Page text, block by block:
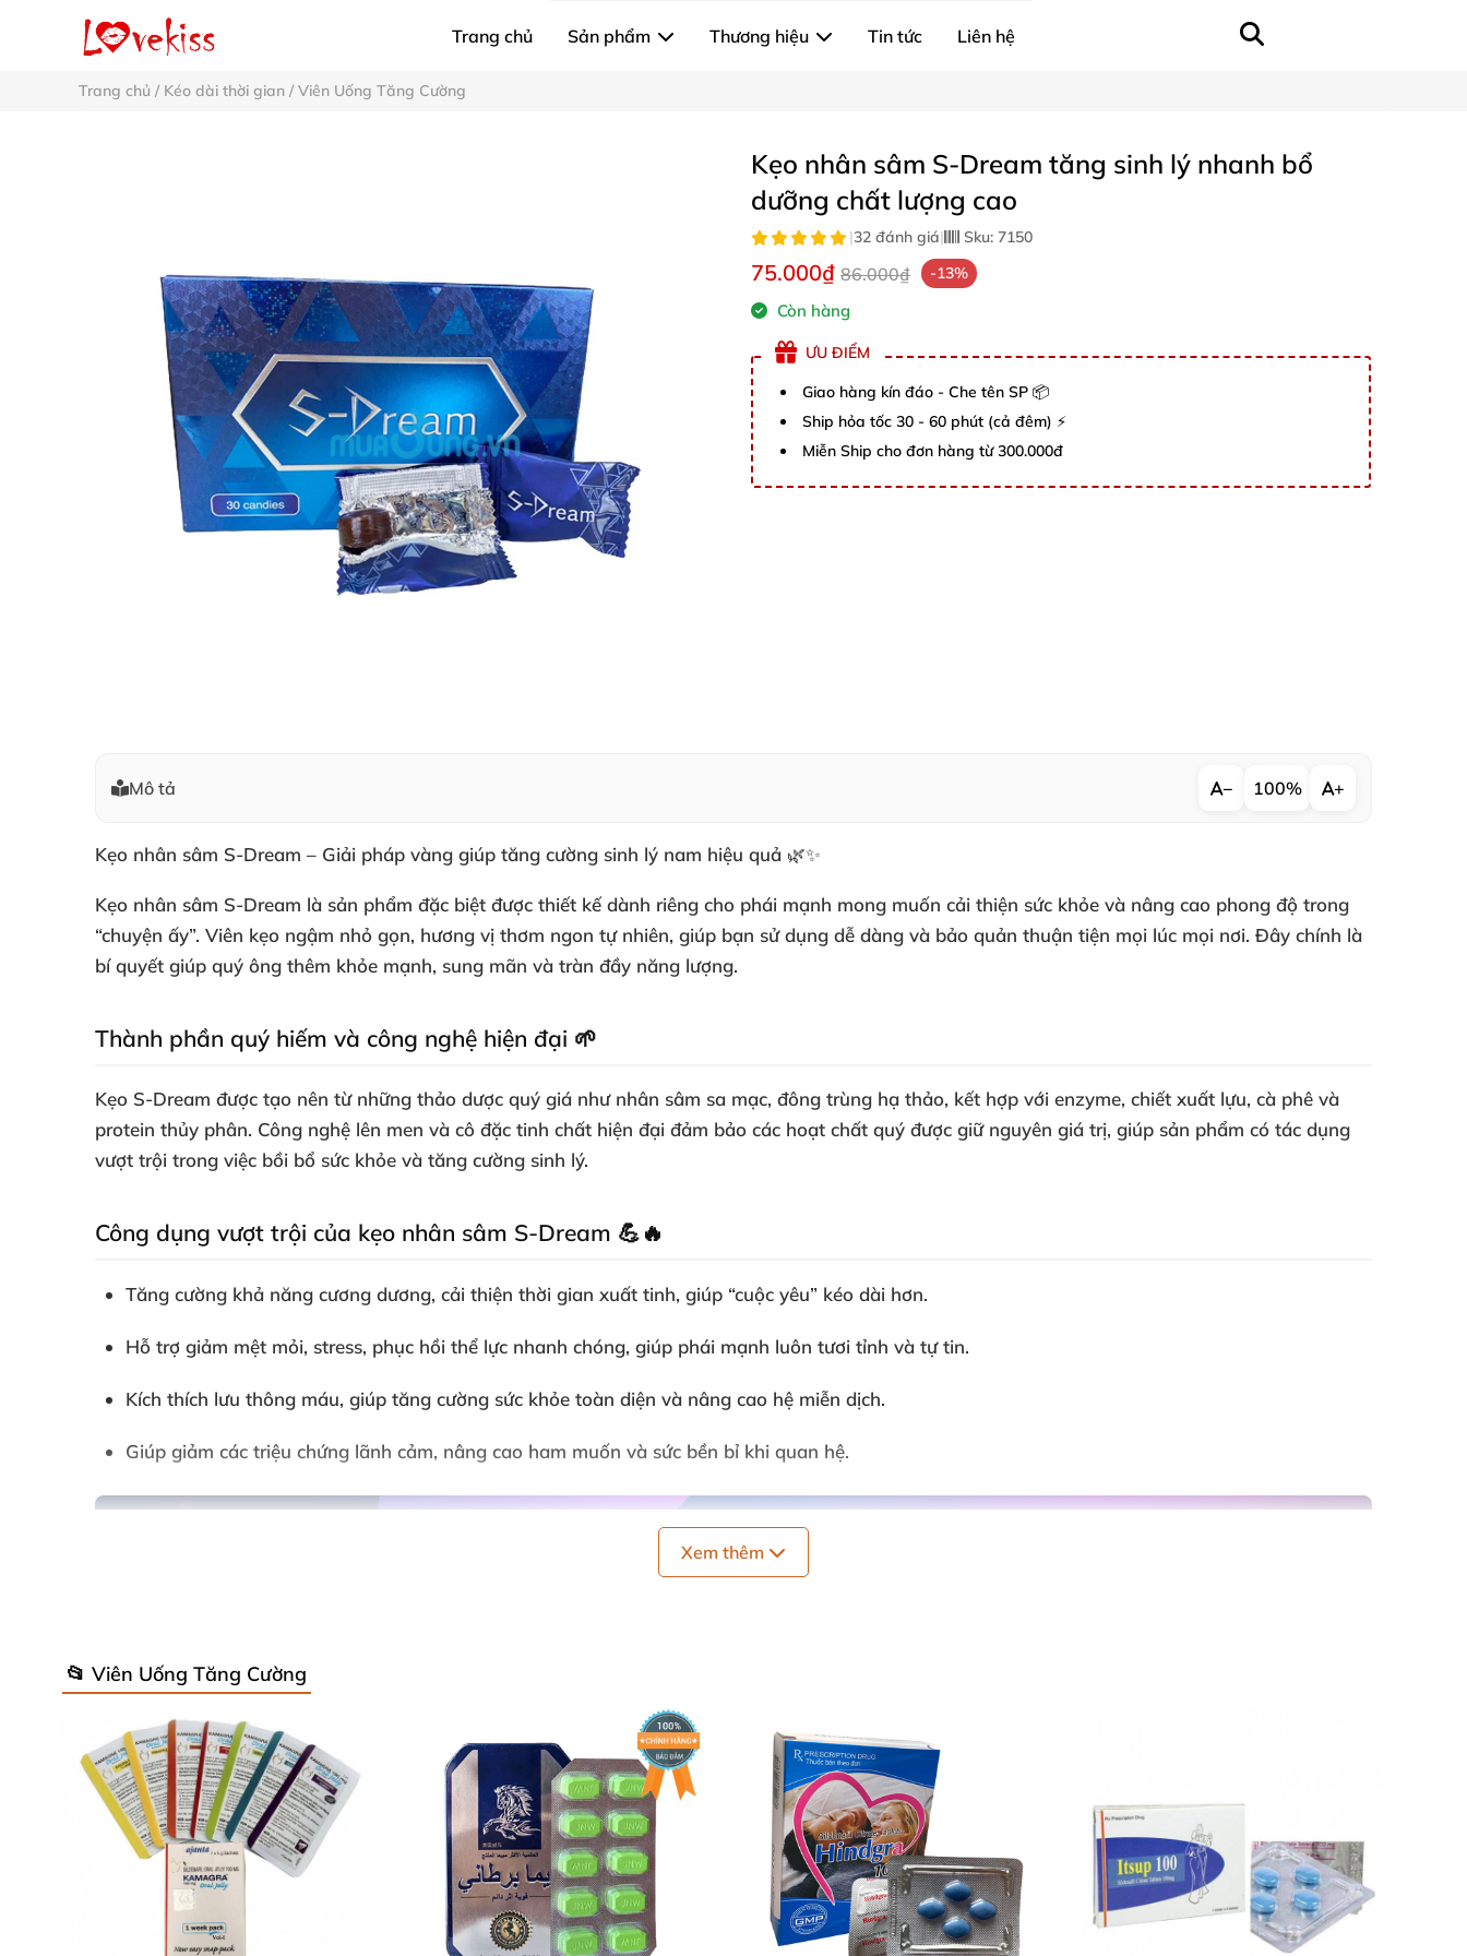
Trang chủ Sản phẩm Thương hiệu Tin tức Liên hệ
Trang chủ / Kéo dài thời gian / Viên Uống Tăng Cường
Kẹo nhân sâm S-Dream tăng sinh lý nhanh bổ
dưỡng chất lượng cao
|32 đánh giá| Sku: 7150
75.000₫ 86.000₫ -13%
Còn hàng
ƯU ĐIỂM
Giao hàng kín đáo - Che tên SP 📦
Ship hỏa tốc 30 - 60 phút (cả đêm) ⚡
Miễn Ship cho đơn hàng từ 300.000đ
Mô tả − 100% +
Kẹo nhân sâm S-Dream – Giải pháp vàng giúp tăng cường sinh lý nam hiệu quả 🌿✨
Kẹo nhân sâm S-Dream là sản phẩm đặc biệt được thiết kế dành riêng cho phái mạnh mong muốn cải thiện sức khỏe và nâng cao phong độ trong
“chuyện ấy”. Viên kẹo ngậm nhỏ gọn, hương vị thơm ngon tự nhiên, giúp bạn sử dụng dễ dàng và bảo quản thuận tiện mọi lúc mọi nơi. Đây chính là
bí quyết giúp quý ông thêm khỏe mạnh, sung mãn và tràn đầy năng lượng.
Thành phần quý hiếm và công nghệ hiện đại 🌱
Kẹo S-Dream được tạo nên từ những thảo dược quý giá như nhân sâm sa mạc, đông trùng hạ thảo, kết hợp với enzyme, chiết xuất lựu, cà phê và
protein thủy phân. Công nghệ lên men và cô đặc tinh chất hiện đại đảm bảo các hoạt chất quý được giữ nguyên giá trị, giúp sản phẩm có tác dụng
vượt trội trong việc bồi bổ sức khỏe và tăng cường sinh lý.
Công dụng vượt trội của kẹo nhân sâm S-Dream 💪🔥
Tăng cường khả năng cương dương, cải thiện thời gian xuất tinh, giúp “cuộc yêu” kéo dài hơn.
Hỗ trợ giảm mệt mỏi, stress, phục hồi thể lực nhanh chóng, giúp phái mạnh luôn tươi tỉnh và tự tin.
Kích thích lưu thông máu, giúp tăng cường sức khỏe toàn diện và nâng cao hệ miễn dịch.
Giúp giảm các triệu chứng lãnh cảm, nâng cao ham muốn và sức bền bỉ khi quan hệ.
Xem thêm
📂 Viên Uống Tăng Cường